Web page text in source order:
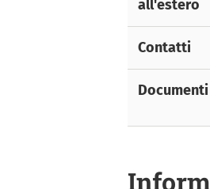
all'estero
Contatti
Documenti